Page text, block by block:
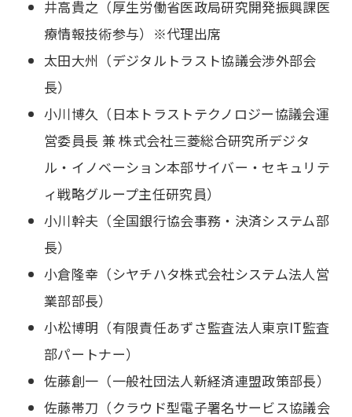
井高貴之（厚生労働省医政局研究開発振興課医
療情報技術参与）※代理出席
太田大州（デジタルトラスト協議会渉外部会
長）
小川博久（日本トラストテクノロジー協議会運
営委員長 兼 株式会社三菱総合研究所デジタ
ル・イノベーション本部サイバー・セキュリテ
ィ戦略グループ主任研究員）
小川幹夫（全国銀行協会事務・決済システム部
長）
小倉隆幸（シヤチハタ株式会社システム法人営
業部部長）
小松博明（有限責任あずさ監査法人東京IT監査
部パートナー）
佐藤創一（一般社団法人新経済連盟政策部長）
佐藤帯刀（クラウド型電子署名サービス協議会